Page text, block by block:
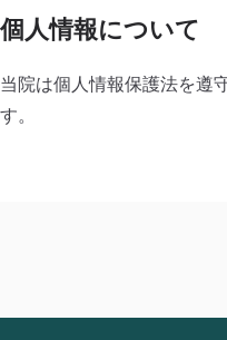
個人情報について
当院は個人情報保護法を遵
す。